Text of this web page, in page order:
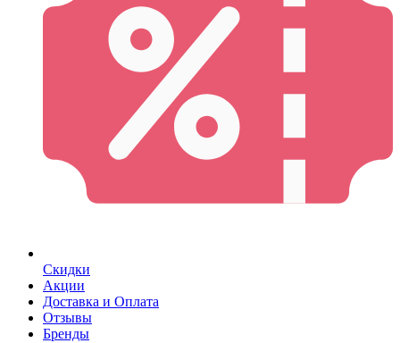
Скидки
Акции
Доставка и Оплата
Отзывы
Бренды